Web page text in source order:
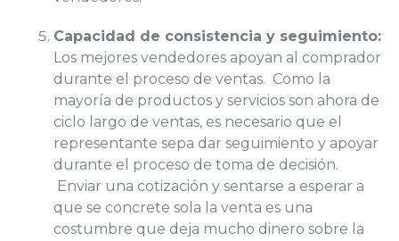
Capacidad de consistencia y seguimiento:
Los mejores vendedores apoyan al comprador
durante el proceso de ventas. Como la
mayoría de productos y servicios son ahora de
ciclo largo de ventas, es necesario que el
representante sepa dar seguimiento y apoyar
durante el proceso de toma de decisión.
Enviar una cotización y sentarse a esperar a
que se concrete sola la venta es una
costumbre que deja mucho dinero sobre la